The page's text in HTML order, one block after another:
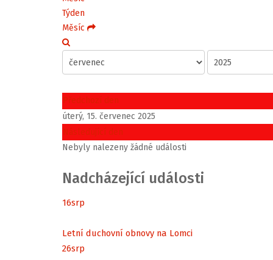
Týden
Měsíc
Předchozí den
úterý, 15. červenec 2025
Následující den
Nebyly nalezeny žádné události
Nadcházející události
16srp
Letní duchovní obnovy na Lomci
26srp